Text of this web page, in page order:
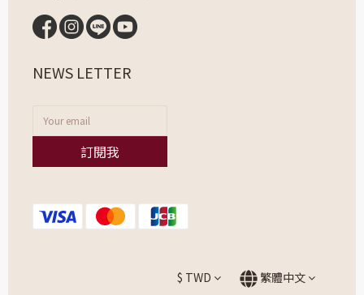
NEWS LETTER
訂閱我
$ TWD 繁體中文